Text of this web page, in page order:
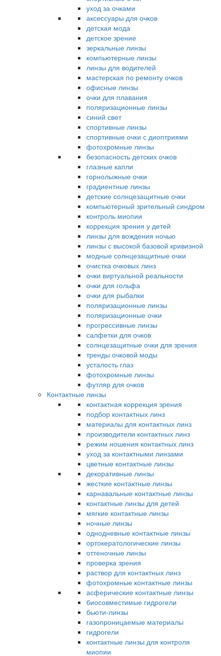
уход за очками
аксессуары для очков
детская мода
детское зрение
зеркальные линзы
компьютерные линзы
линзы для водителей
мастерская по ремонту очков
офисные линзы
очки для плавания
поляризационные линзы
синий свет
спортивные линзы
спортивные очки с диоптриями
фотохромные линзы
безопасность детских очков
глазные капли
горнолыжные очки
градиентные линзы
детские солнцезащитные очки
компьютерный зрительный синдром
контроль миопии
коррекция зрения у детей
линзы для вождения ночью
линзы с высокой базовой кривизной
модные солнцезащитные очки
очистка очковых линз
очки виртуальной реальности
очки для гольфа
очки для рыбалки
поляризационные линзы
поляризационные очки
прогрессивные линзы
салфетки для очков
солнцезащитные очки для зрения
тренды очковой моды
усталость глаз
фотохромные линзы
футляр для очков
Контактные линзы
контактная коррекция зрения
подбор контактных линз
материалы для контактных линз
производители контактных линз
режим ношения контактных линз
уход за контактными линзами
цветные контактные линзы
декоративные линзы
жесткие контактные линзы
карнавальные контактные линзы
контактные линзы для детей
мягкие контактные линзы
ночные линзы
однодневные контактные линзы
ортокератологические линзы
оттеночные линзы
проверка зрения
раствор для контактных линз
фотохромные контактные линзы
асферические контактные линзы
биосовместимые гидрогели
бьюти-линзы
газопроницаемые материалы
гидрогели
контактные линзы для контроля
миопии